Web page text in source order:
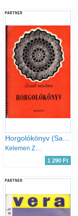
PARTNER
Kelemen Zsuzsa (szerk)
1 290 Ft
PARTNER